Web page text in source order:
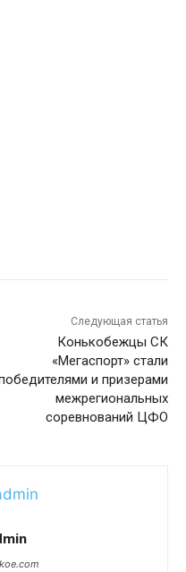
Следующая статья
Конькобежцы СК
«Мегаспорт» стали
и призерами
межрегиональных
соревнований ЦФО